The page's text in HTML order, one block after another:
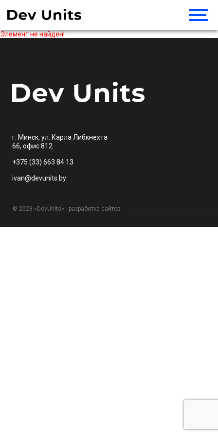
Элемент не найден!
г. Минск, ул. Карла Либкнехта
66, офис 812
+375 (33) 663 84 13
ivan@devunits.by
© 2023 «DevUnits» - разработка сайтов